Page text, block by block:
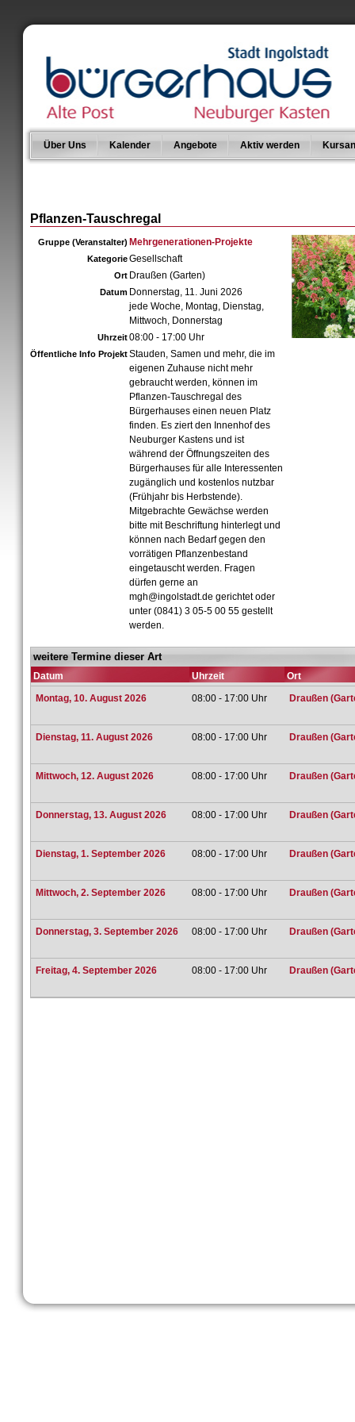
Über Uns Kalender Angebote Aktiv werden
Pflanzen-Tauschregal
Gruppe (Veranstalter) Mehrgenerationen-Projekte
KategorieGesellschaft
Ort Draußen (Garten)
Datum Donnerstag, 11. Juni 2026
jede Woche, Montag, Dienstag,
Mittwoch, Donnerstag
Uhrzeit08:00 - 17:00 Uhr
Öffentliche Info ProjektStauden, Samen und mehr, die im
eigenen Zuhause nicht mehr
gebraucht werden, können im
Pflanzen-Tauschregal des
Bürgerhauses einen neuen Platz
finden. Es ziert den Innenhof des
Neuburger Kastens und ist
während der Öffnungszeiten des
Bürgerhauses für alle Interessenten
zugänglich und kostenlos nutzbar
(Frühjahr bis Herbstende).
Mitgebrachte Gewächse werden
bitte mit Beschriftung hinterlegt und
können nach Bedarf gegen den
vorrätigen Pflanzenbestand
eingetauscht werden. Fragen
dürfen gerne an
mgh@ingolstadt.de gerichtet oder
unter (0841) 3 05-5 00 55 gestellt
werden.
weitere Termine dieser Art
Datum Uhrzeit
Ort
Montag, 10. August 2026
08:00 - 17:00 Uhr Draußen
Dienstag, 11. August 2026 08:00 - 17:00 Uhr Draußen
Mittwoch, 12. August 2026 08:00 - 17:00 Uhr Draußen
Donnerstag, 13. August 2026 08:00 - 17:00 Uhr Draußen
Dienstag, 1. September 2026 08:00 - 17:00 Uhr Draußen
Mittwoch, 2. September 2026 08:00 - 17:00 Uhr Draußen
Donnerstag, 3. September 2026 08:00 - 17:00 Uhr Draußen
Freitag, 4. September 2026 08:00 - 17:00 Uhr Draußen